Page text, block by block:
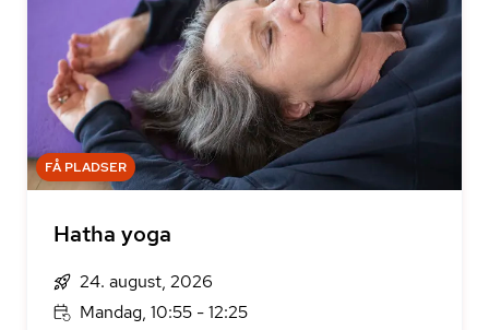
FÅ PLADSER
Hatha yoga
24. august, 2026
Mandag, 10:55 - 12:25